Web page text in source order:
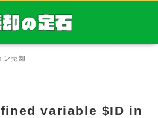
ン売却
variable $ID in